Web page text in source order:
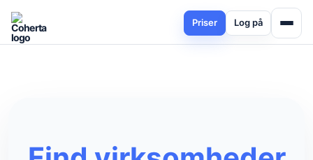
Priser Log på